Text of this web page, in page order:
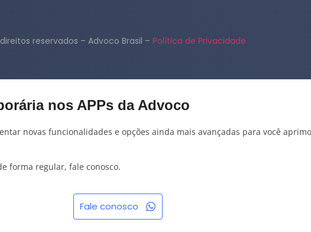
reservados – Advoco Brasil – Política de Privacidade
nos APPs da Advoco
novas funcionalidades e opções ainda mais avançadas para você
forma regular, fale conosco.
Fale conosco